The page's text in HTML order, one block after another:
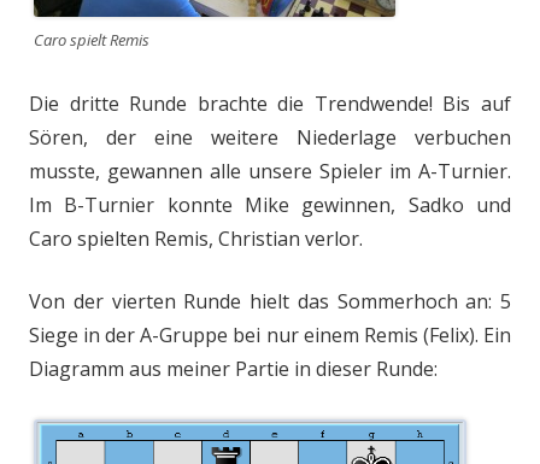
Caro spielt Remis
Die dritte Runde brachte die Trendwende! Bis auf
Sören, der eine weitere Niederlage verbuchen
musste, gewannen alle unsere Spieler im A-Turnier.
Im B-Turnier konnte Mike gewinnen, Sadko und
Caro spielten Remis, Christian verlor.
Von der vierten Runde hielt das Sommerhoch an: 5
Siege in der A-Gruppe bei nur einem Remis (Felix). Ein
Diagramm aus meiner Partie in dieser Runde: